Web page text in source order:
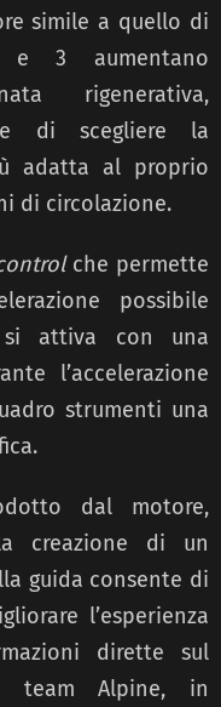
simile a quello di
3 aumentano
rigenerativa,
di scegliere la
adatta al proprio
di circolazione.
che permette
possibile
attiva con una
l’accelerazione
strumenti una
dal motore,
creazione di un
guida consente di
l’esperienza
dirette sul
team Alpine, in